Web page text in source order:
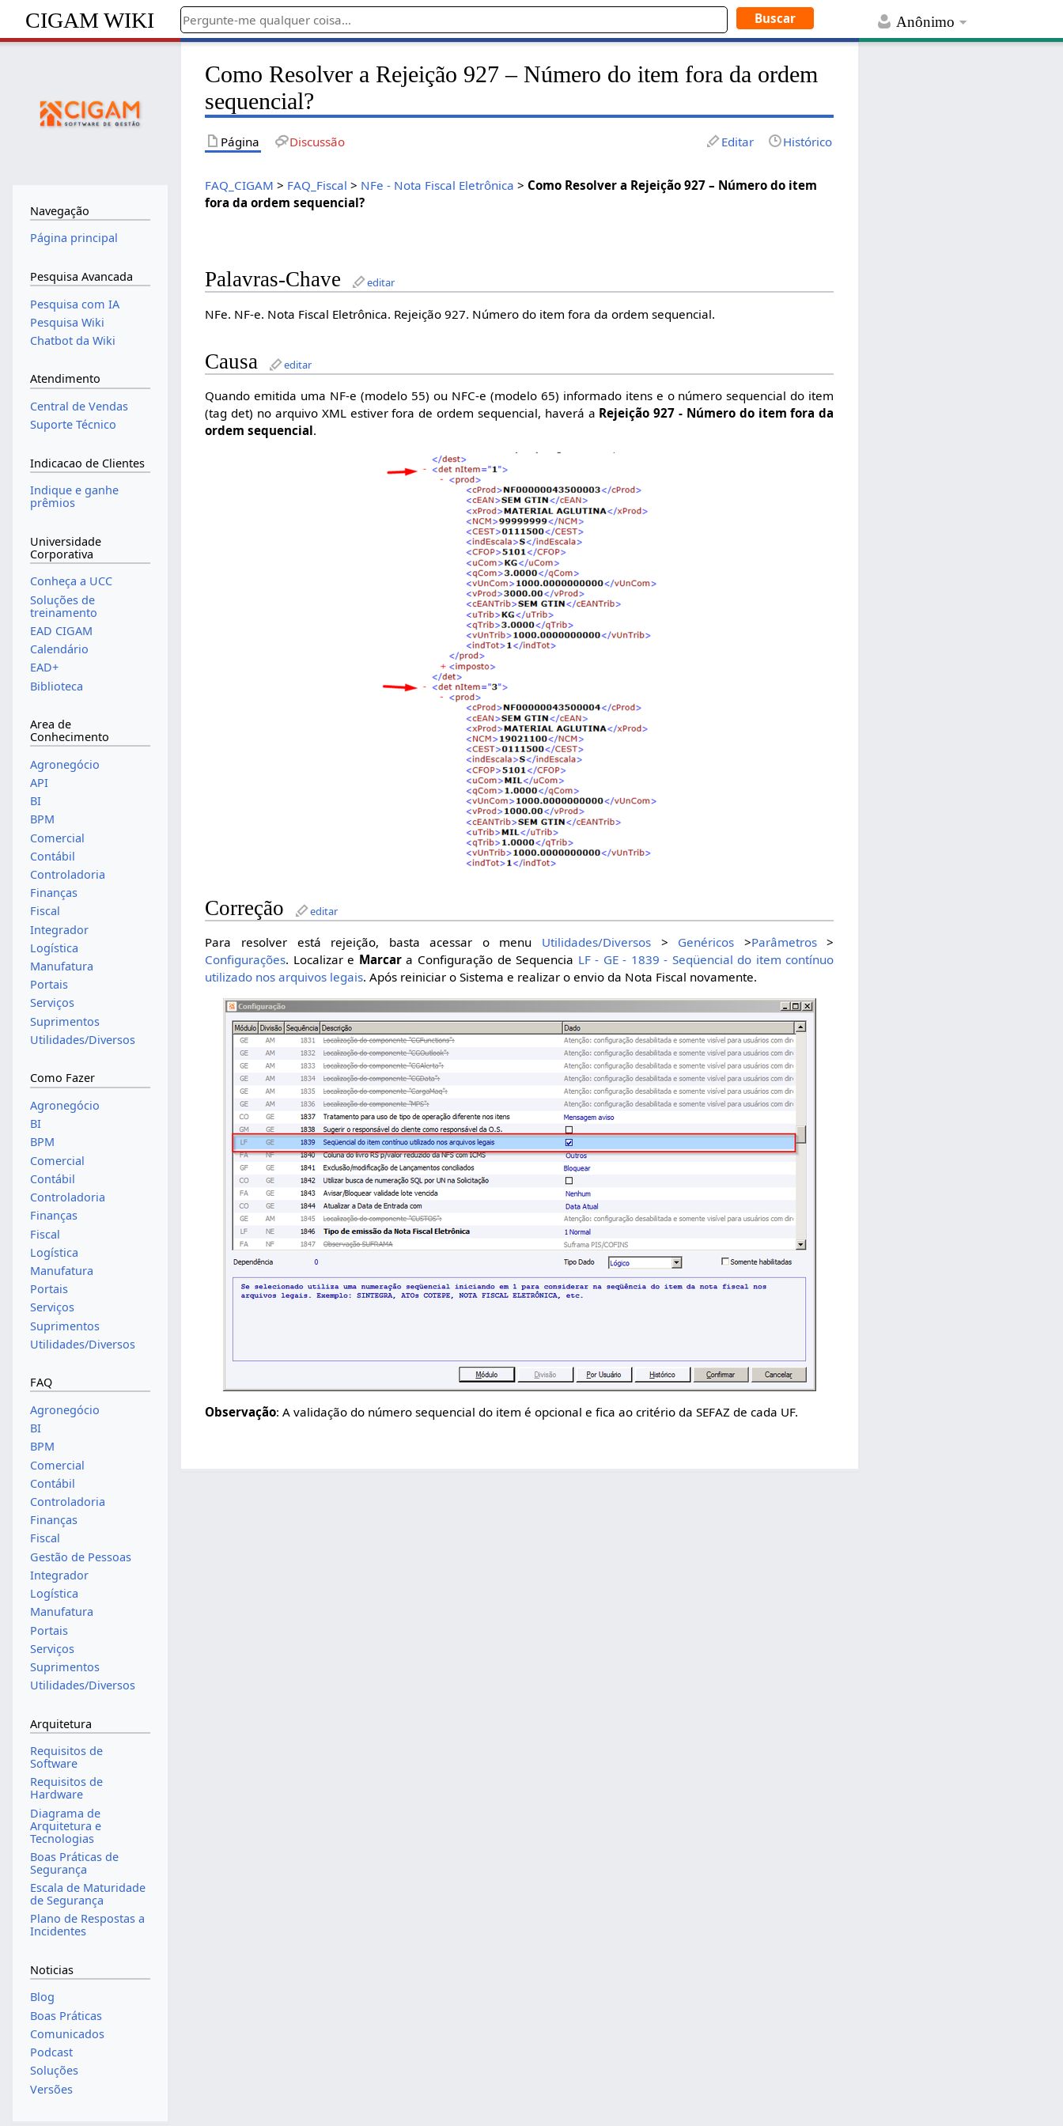
Anônimo
CIGAM WIKI
Como Resolver a Rejeição 927 – Número do item fora da ordem
sequencial?
Página Discussão Editar Histórico
FAQ_CIGAM > FAQ_Fiscal > NFe - Nota Fiscal Eletrônica > Como Resolver a Rejeição 927 – Número do item
fora da ordem sequencial?
Palavras-Chave editar
NFe. NF-e. Nota Fiscal Eletrônica. Rejeição 927. Número do item fora da ordem sequencial.
Causa editar
Quando emitida uma NF-e (modelo 55) ou NFC-e (modelo 65) informado itens e o número sequencial do item
(tag det) no arquivo XML estiver fora de ordem sequencial, haverá a Rejeição 927 - Número do item fora da
ordem sequencial.
Correção editar
Para resolver está rejeição, basta acessar o menu Utilidades/Diversos> Genéricos >Parâmetros>
Configurações. Localizar e Marcara Configuração de Sequencia LF - GE - 1839 - Seqüencial do item contínuo
utilizado nos arquivos legais. Após reiniciar o Sistema e realizar o envio da Nota Fiscal novamente.
Observação: A validação do número sequencial do item é opcional e fica ao critério da SEFAZ de cada UF.
Navegação
Página principal
Pesquisa Avancada
Pesquisa com IA
Pesquisa Wiki
Chatbot da Wiki
Atendimento
Central de Vendas
Suporte Técnico
Indicacao de Clientes
Indique e ganhe
prêmios
Universidade
Corporativa
Conheça a UCC
Soluções de
treinamento
EAD CIGAM
Calendário
EAD+
Biblioteca
Area de
Conhecimento
Agronegócio
API
BI
BPM
Comercial
Contábil
Controladoria
Finanças
Fiscal
Integrador
Logística
Manufatura
Portais
Serviços
Suprimentos
Utilidades/Diversos
Como Fazer
Agronegócio
BI
BPM
Comercial
Contábil
Controladoria
Finanças
Fiscal
Logística
Manufatura
Portais
Serviços
Suprimentos
Utilidades/Diversos
FAQ
Agronegócio
BI
BPM
Comercial
Contábil
Controladoria
Finanças
Fiscal
Gestão de Pessoas
Integrador
Logística
Manufatura
Portais
Serviços
Suprimentos
Utilidades/Diversos
Arquitetura
Requisitos de
Software
Requisitos de
Hardware
Diagrama de
Arquitetura e
Tecnologias
Boas Práticas de
Segurança
Escala de Maturidade
de Segurança
Plano de Respostas a
Incidentes
Noticias
Blog
Boas Práticas
Comunicados
Podcast
Soluções
Versões